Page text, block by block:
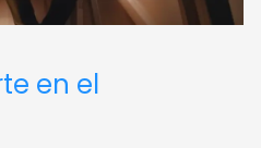
en el